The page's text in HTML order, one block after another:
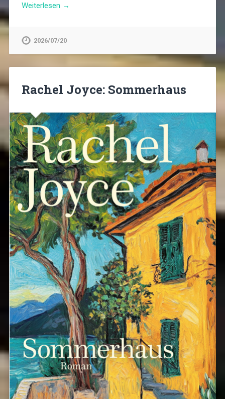
Weiterlesen →
2026/07/20
Rachel Joyce: Sommerhaus